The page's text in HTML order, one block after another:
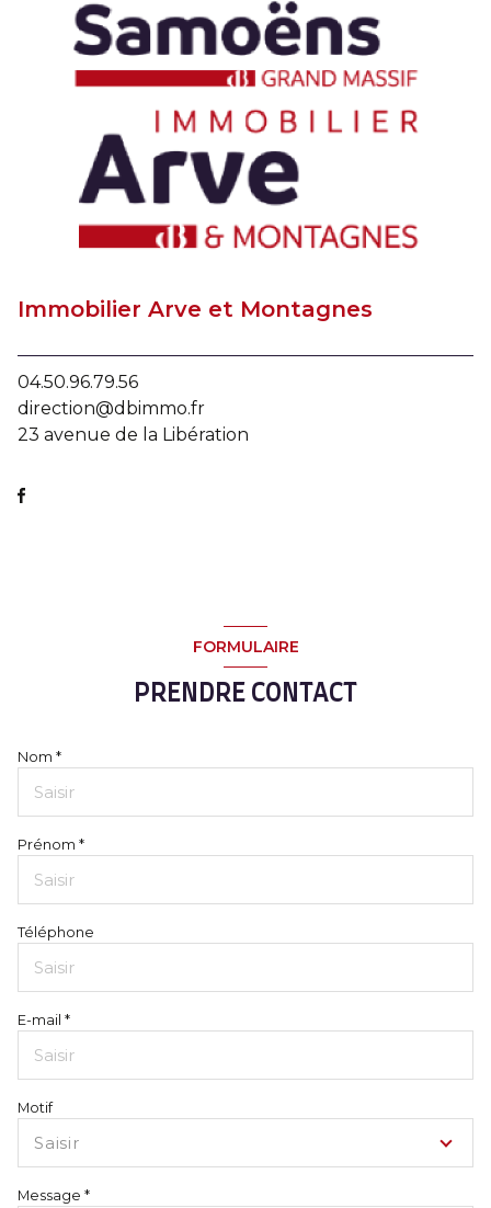
Immobilier Arve et Montagnes
04.50.96.79.56
direction@dbimmo.fr
23 avenue de la Libération
FORMULAIRE
PRENDRE CONTACT
Nom *
Prénom *
Téléphone
E-mail *
Motif
Saisir
Message *